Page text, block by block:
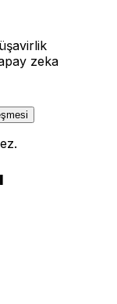
zeka